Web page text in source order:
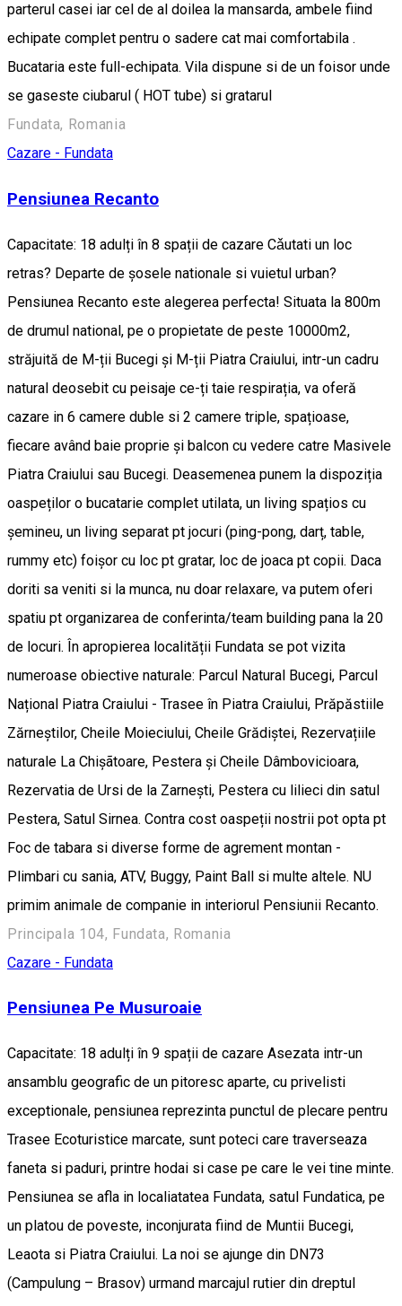
parterul casei iar cel de al doilea la mansarda, ambele fiind
echipate complet pentru o sadere cat mai comfortabila .
Bucataria este full-echipata. Vila dispune si de un foisor unde
se gaseste ciubarul ( HOT tube) si gratarul
Fundata, Romania
Cazare - Fundata
Pensiunea Recanto
Capacitate: 18 adulți în 8 spații de cazare Cǎutati un loc
retras? Departe de șosele nationale si vuietul urban?
Pensiunea Recanto este alegerea perfecta! Situata la 800m
de drumul national, pe o propietate de peste 10000m2,
străjuită de M-ții Bucegi și M-ții Piatra Craiului, intr-un cadru
natural deosebit cu peisaje ce-ți taie respirația, va oferă
cazare in 6 camere duble si 2 camere triple, spațioase,
fiecare având baie proprie și balcon cu vedere catre Masivele
Piatra Craiului sau Bucegi. Deasemenea punem la dispoziția
oaspeților o bucatarie complet utilata, un living spațios cu
șemineu, un living separat pt jocuri (ping-pong, darț, table,
rummy etc) foișor cu loc pt gratar, loc de joaca pt copii. Daca
doriti sa veniti si la munca, nu doar relaxare, va putem oferi
spatiu pt organizarea de conferinta/team building pana la 20
de locuri. În apropierea localității Fundata se pot vizita
numeroase obiective naturale: Parcul Natural Bucegi, Parcul
Național Piatra Craiului - Trasee în Piatra Craiului, Prăpăstiile
Zărneștilor, Cheile Moieciului, Cheile Grădiștei, Rezervațiile
naturale La Chișãtoare, Pestera și Cheile Dâmbovicioara,
Rezervatia de Ursi de la Zarnești, Pestera cu lilieci din satul
Pestera, Satul Sirnea. Contra cost oaspeții nostrii pot opta pt
Foc de tabara si diverse forme de agrement montan -
Plimbari cu sania, ATV, Buggy, Paint Ball si multe altele. NU
primim animale de companie in interiorul Pensiunii Recanto.
Principala 104, Fundata, Romania
Cazare - Fundata
Pensiunea Pe Musuroaie
Capacitate: 18 adulți în 9 spații de cazare Asezata intr-un
ansamblu geografic de un pitoresc aparte, cu privelisti
exceptionale, pensiunea reprezinta punctul de plecare pentru
Trasee Ecoturistice marcate, sunt poteci care traverseaza
faneta si paduri, printre hodai si case pe care le vei tine minte.
Pensiunea se afla in localiatatea Fundata, satul Fundatica, pe
un platou de poveste, inconjurata fiind de Muntii Bucegi,
Leaota si Piatra Craiului. La noi se ajunge din DN73
(Campulung – Brasov) urmand marcajul rutier din dreptul